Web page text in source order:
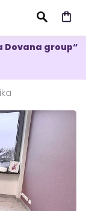
IEŠKOTI
Dovana group“